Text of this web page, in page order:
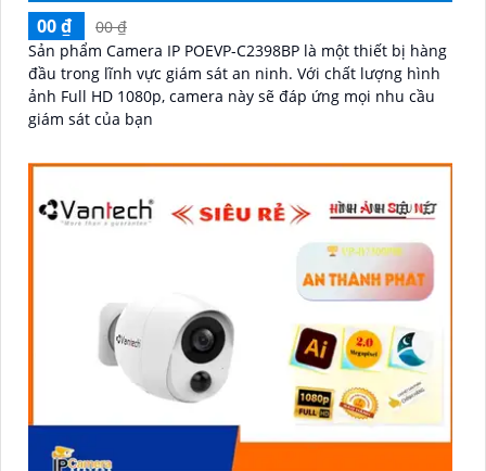
00 ₫
00 ₫
Sản phẩm Camera IP POEVP-C2398BP là một thiết bị hàng
đầu trong lĩnh vực giám sát an ninh. Với chất lượng hình
ảnh Full HD 1080p, camera này sẽ đáp ứng mọi nhu cầu
giám sát của bạn